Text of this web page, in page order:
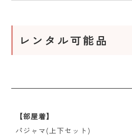
レンタル可能品
【部屋着】
パジャマ(上下セット)